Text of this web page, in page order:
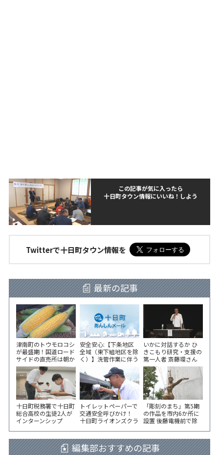
この記事が気に入ったら
十日町タウン情報にいいね！しよう
Twitterで十日町タウン情報を
最新の記事
津南町のトウモロコシ
が最盛期！国道ロード
サイドの直売所は朝か
ら長い列！
安全安心:【下条地区
全域（東下組地区を除
く）】洗管作業に伴う
水道の濁りの発生につ
いて
いかに対話するか ひ
きこもり研究・支援の
第一人者 斎藤環さん
が千手コミセンで講演
十日町税務署で十日町
総合高校の生徒2人が
インターンシップ
トイレットペーパーで
交通安全呼びかけ！
十日町ライオンズクラ
「彫刻のまち」第5期
の作品を市内6か所に
設置 後藤電機前で除
編集部おすすめの記事